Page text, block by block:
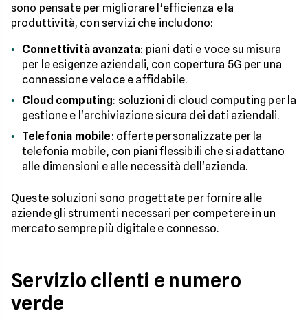
sono pensate per migliorare l'efficienza e la
produttività, con servizi che includono:
Connettività avanzata: piani dati e voce su misura
per le esigenze aziendali, con copertura 5G per una
connessione veloce e affidabile.
Cloud computing: soluzioni di cloud computing per la
gestione e l'archiviazione sicura dei dati aziendali.
Telefonia mobile: offerte personalizzate per la
telefonia mobile, con piani flessibili che si adattano
alle dimensioni e alle necessità dell'azienda.
Queste soluzioni sono progettate per fornire alle
aziende gli strumenti necessari per competere in un
mercato sempre più digitale e connesso.
Servizio clienti e numero
verde